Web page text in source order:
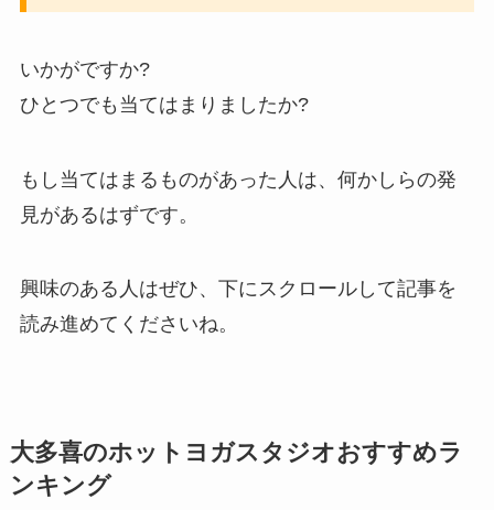
いかがですか?
ひとつでも当てはまりましたか?
もし当てはまるものがあった人は、何かしらの発
見があるはずです。
興味のある人はぜひ、下にスクロールして記事を
読み進めてくださいね。
大多喜のホットヨガスタジオおすすめラ
ンキング